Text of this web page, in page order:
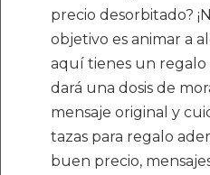
precio desorbitado?
objetivo es animar a
aquí tienes un regalo
dará una dosis de
mensaje original y
tazas para regalo
buen precio,